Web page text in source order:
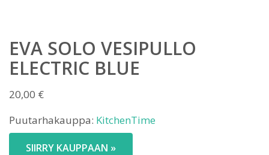
EVA SOLO VESIPULLO
ELECTRIC BLUE
20,00 €
Puutarhakauppa: KitchenTime
SIIRRY KAUPPAAN »